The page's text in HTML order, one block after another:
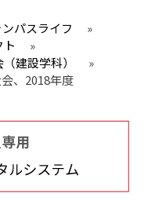
パスライフ
»
»
建設学科）
»
、2018年度